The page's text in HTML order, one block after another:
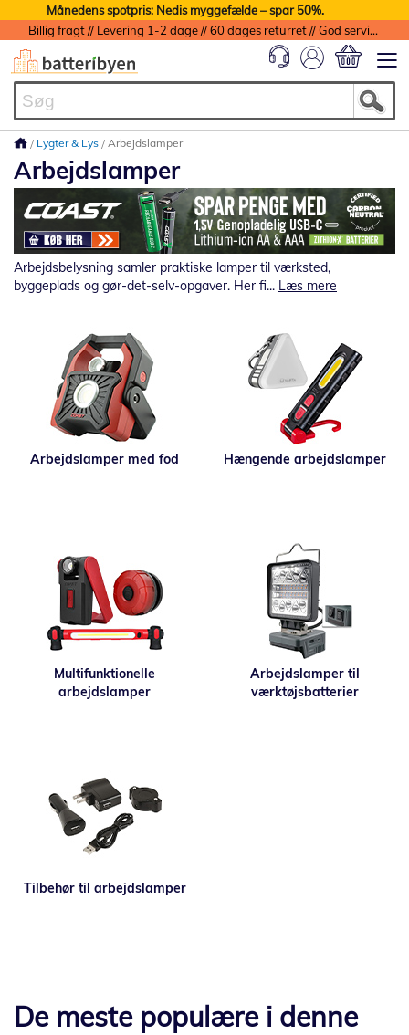
Månedens spotpris: Nedis myggefælde – spar 50%.
Billig fragt // Levering 1-2 dage // 60 dages returret // God service med garanti
Lygter & Lys Arbejdslamper
Arbejdslamper
Arbejdsbelysning samler praktiske lamper til værksted,
byggeplads og gør-det-selv-opgaver. Her fi... Læs mere
Arbejdslamper med fod Hængende arbejdslamper
Multifunktionelle
arbejdslamper
Arbejdslamper til
værktøjsbatterier
Tilbehør til arbejdslamper
De meste populære i denne